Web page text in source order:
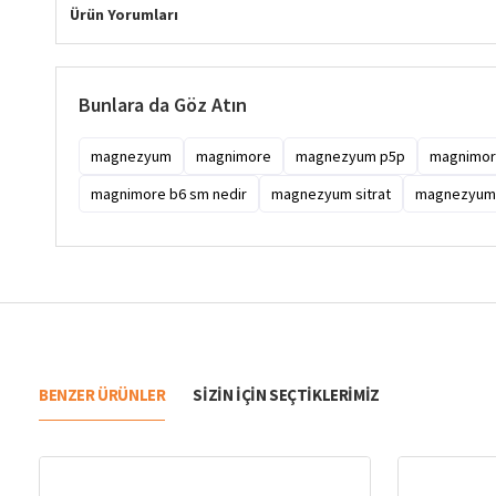
Ürün Yorumları
Bunlara da Göz Atın
magnezyum magnimore magnezyum p5p
magnimore b6 sm nedir
magnezyum sitrat
BENZER ÜRÜNLER SIZIN IÇIN SEÇTIKLERIMIZ